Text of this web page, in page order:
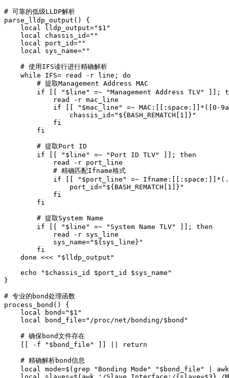
# 可靠的低级LLDP解析
parse_lldp_output() {
    local lldp_output="$1"
    local chassis_id=""
    local port_id=""
    local sys_name=""
    # 使用IFS读行进行精确解析
    while IFS= read -r line; do
        # 提取Management Address MAC
if [[ "$line" =~ "Management Address TLV" ]];
            read -r mac_line
if [[ "$mac_line" =~ MAC:[[:space:]]*([0-
                chassis_id="${BASH_REMATCH[1]}"
            fi
        fi
        # 提取Port ID
        if [[ "$line" =~ "Port ID TLV" ]]; then
            read -r port_line
            # 精确匹配Ifname格式
if [[ "$port_line" =~
                port_id="${BASH_REMATCH[1]}"
            fi
        fi
        # 提取System Name
        if [[ "$line" =~ "System Name TLV" ]]; then
            read -r sys_line
            sys_name="${sys_line}"
        fi
    done <<< "$lldp_output"
    echo "$chassis_id $port_id $sys_name"
}
# 专业的bond处理函数
process_bond() {
    local bond="$1"
    local bond_file="/proc/net/bonding/$bond"
    # 确保bond文件存在
    [[ -f "$bond_file" ]] || return
    # 精确解析bond信息
local mode=$(grep "Bonding Mode" "$bond_file" |
local slaves=$(awk '/Slave Interface:/{slave=$3}